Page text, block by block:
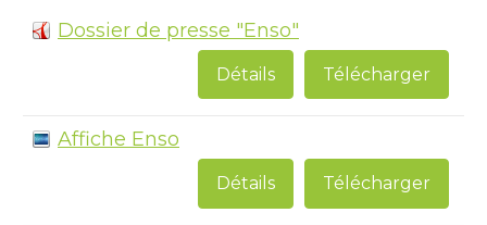
Dossier de presse "Enso"
Télécharger
Détails
Affiche Enso
Télécharger
Détails